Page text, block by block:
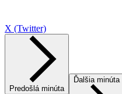
X (Twitter)
Predošlá minúta
Ďalšia minúta